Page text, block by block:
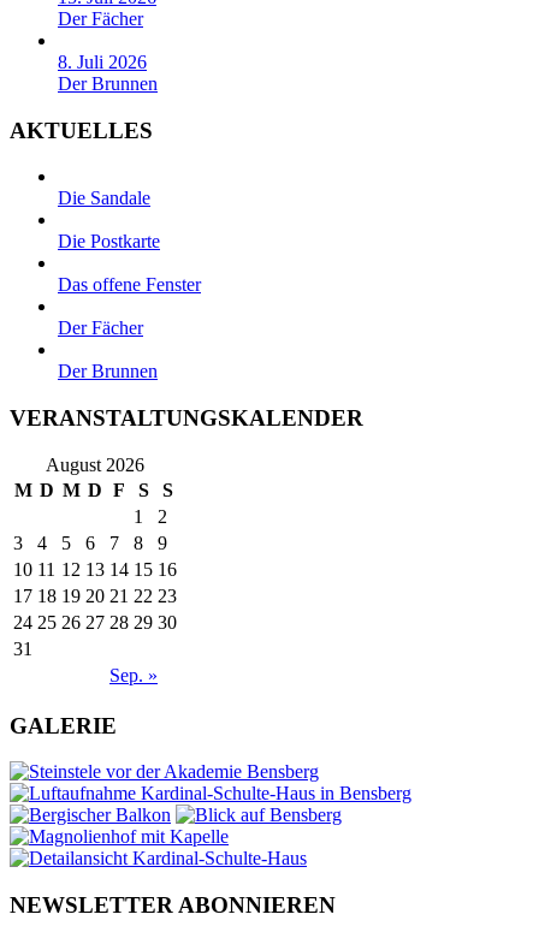
Der Fächer
8. Juli 2026
Der Brunnen
AKTUELLES
Die Sandale
Die Postkarte
Das offene Fenster
Der Fächer
Der Brunnen
VERANSTALTUNGSKALENDER
August 2026
M D M D F S S
Sep. »
1
2
3
4 5 6 7 8
9
10 11 12 13 14 15 16
17 18 19 20 21 22 23
24 25 26 27 28 29 30
31
GALERIE
NEWSLETTER ABONNIEREN